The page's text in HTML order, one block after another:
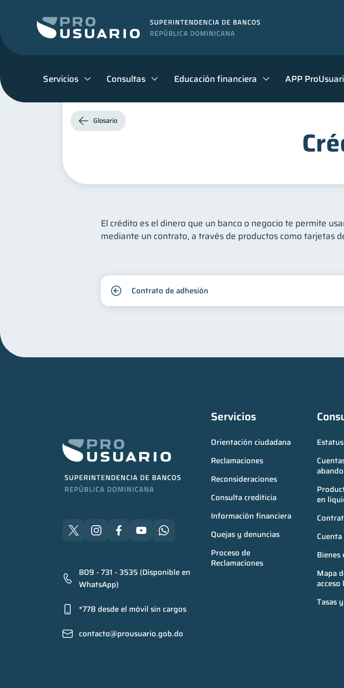
Servicios Consultas Educación financiera APP
El crédito es el dinero que un banco o negocio te permite
mediante un contrato, a través de productos como tarjetas
Contrato de adhesión
Glosario
809 - 731 - 3535 (Disponible en
WhatsApp)
*778 desde el móvil sin cargos
contacto@prousuario.gob.do
Servicios
Orientación ciudadana
Reclamaciones
Reconsideraciones
Consulta crediticia
Información financiera
Quejas y denuncias
Proceso de
Reclamaciones
en
Bienes
Mapa
acceso
Tasas